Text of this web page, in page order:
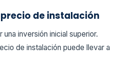
de instalación
inversión inicial superior.
de instalación puede llevar a